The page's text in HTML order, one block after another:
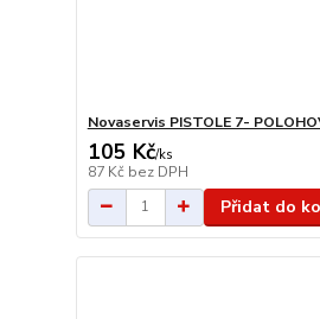
Novaservis PISTOLE 7-
105 Kč/ks
87 Kč bez DPH
Přidat do